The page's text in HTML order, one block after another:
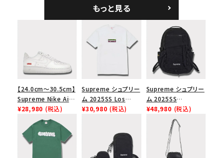
もっと見る
【24.0cm～30.5cm】
Supreme Nike Air
Force 1 Low シュプ
リーム ナイキエアフォ
ース１スニーカー シ
ューズ ホワイト
¥28,980 (税込)
Supreme シュプリー
ム 2025SS Los
Angeles Fire Relief
スロゴTシャツ ホワ
¥30,980 (税込)
Supreme シュプリー
ム 2025SS
Backpack バックパッ
ク ブラック 黒
¥48,980 (税込)